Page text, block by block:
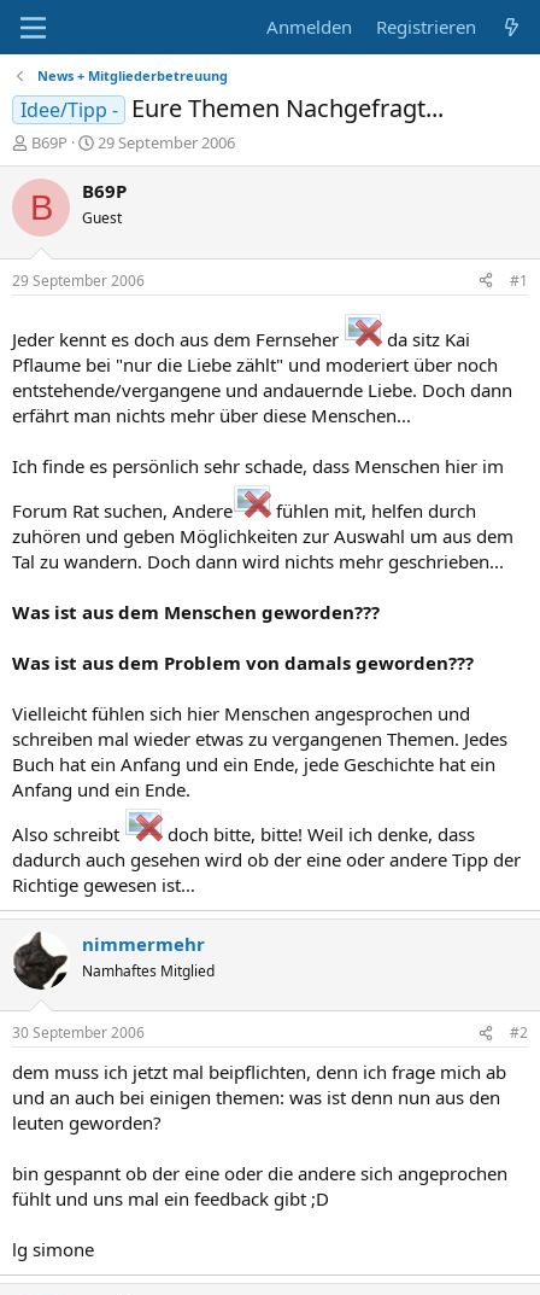
Anmelden Registrieren
News + Mitgliederbetreuung
Idee/Tipp - Eure Themen Nachgefragt...
E
r
s
e
B69P
E
r
s
e
t
m
29 September 2006
B B69P
Guest
29 September 2006 #1
Jeder kennt es doch aus dem Fernseher
da sitz Kai
Pflaume bei "nur die Liebe zählt" und moderiert über noch
entstehende/vergangene und andauernde Liebe. Doch dann
erfährt man nichts mehr über diese Menschen...
Ich finde es persönlich sehr schade, dass Menschen hier im
Forum Rat suchen, Andere
fühlen mit, helfen durch
zuhören und geben Möglichkeiten zur Auswahl um aus dem
Tal zu wandern. Doch dann wird nichts mehr geschrieben...
Was ist aus dem Menschen geworden???
Was ist aus dem Problem von damals geworden???
Vielleicht fühlen sich hier Menschen angesprochen und
schreiben mal wieder etwas zu vergangenen Themen. Jedes
Buch hat ein Anfang und ein Ende, jede Geschichte hat ein
Anfang und ein Ende.
Also schreibt
doch bitte, bitte! Weil ich denke, dass
dadurch auch gesehen wird ob der eine oder andere Tipp der
Richtige gewesen ist…
nimmermehr
Namhaftes Mitglied
30 September 2006 #2
dem muss ich jetzt mal beipflichten, denn ich frage mich ab
und an auch bei einigen themen: was ist denn nun aus den
leuten geworden?
bin gespannt ob der eine oder die andere sich angeprochen
fühlt und uns mal ein feedback gibt ;D
lg simone